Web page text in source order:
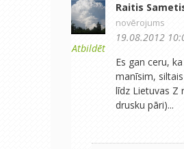
Atbildēt
Raitis
novērojums
19.08.2012
Es gan ceru,
manīsim,
līdz Lietuvas Z
drusku pāri)...